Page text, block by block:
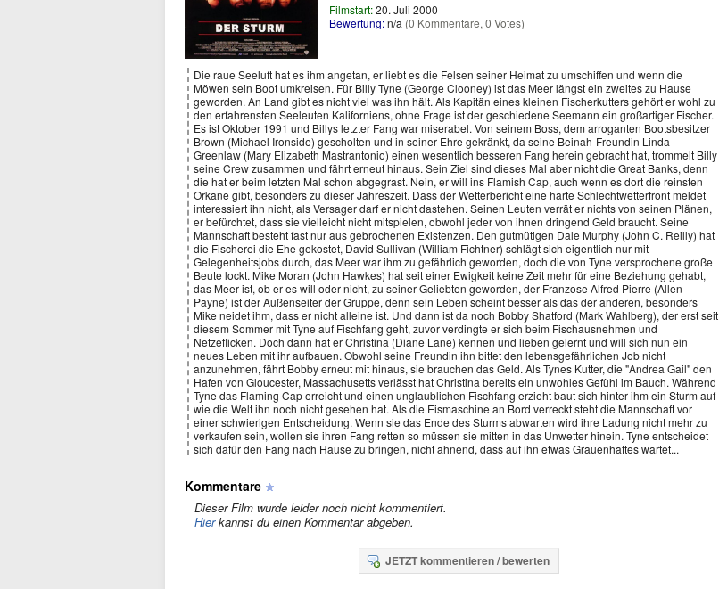
Filmstart:20. Juli 2000
Bewertung:n/a (0 Kommentare, 0 Votes)
Die raue Seeluft hat es ihm angetan, er liebt es die Felsen seiner Heimat zu umschiffen und wenn die
Möwen sein Boot umkreisen. Für Billy Tyne (George Clooney) ist das Meer längst ein zweites zu Hause
geworden. An Land gibt es nicht viel was ihn hält. Als Kapitän eines kleinen Fischerkutters gehört er wohl zu
den erfahrensten Seeleuten Kaliforniens, ohne Frage ist der geschiedene Seemann ein großartiger Fischer.
Es ist Oktober 1991 und Billys letzter Fang war miserabel. Von seinem Boss, dem arroganten Bootsbesitzer
Brown (Michael Ironside) gescholten und in seiner Ehre gekränkt, da seine Beinah-Freundin Linda
Greenlaw (Mary Elizabeth Mastrantonio) einen wesentlich besseren Fang herein gebracht hat, trommelt Billy
seine Crew zusammen und fährt erneut hinaus. Sein Ziel sind dieses Mal aber nicht die Great Banks, denn
die hat er beim letzten Mal schon abgegrast. Nein, er will ins Flamish Cap, auch wenn es dort die reinsten
Orkane gibt, besonders zu dieser Jahreszeit. Dass der Wetterbericht eine harte Schlechtwetterfront meldet
interessiert ihn nicht, als Versager darf er nicht dastehen. Seinen Leuten verrät er nichts von seinen Plänen,
er befürchtet, dass sie vielleicht nicht mitspielen, obwohl jeder von ihnen dringend Geld braucht. Seine
Mannschaft besteht fast nur aus gebrochenen Existenzen. Den gutmütigen Dale Murphy (John C. Reilly) hat
die Fischerei die Ehe gekostet, David Sullivan (William Fichtner) schlägt sich eigentlich nur mit
Gelegenheitsjobs durch, das Meer war ihm zu gefährlich geworden, doch die von Tyne versprochene große
Beute lockt. Mike Moran (John Hawkes) hat seit einer Ewigkeit keine Zeit mehr für eine Beziehung gehabt,
das Meer ist, ob er es will oder nicht, zu seiner Geliebten geworden, der Franzose Alfred Pierre (Allen
Payne) ist der Außenseiter der Gruppe, denn sein Leben scheint besser als das der anderen, besonders
Mike neidet ihm, dass er nicht alleine ist. Und dann ist da noch Bobby Shatford (Mark Wahlberg), der erst seit
diesem Sommer mit Tyne auf Fischfang geht, zuvor verdingte er sich beim Fischausnehmen und
Netzeflicken. Doch dann hat er Christina (Diane Lane) kennen und lieben gelernt und will sich nun ein
neues Leben mit ihr aufbauen. Obwohl seine Freundin ihn bittet den lebensgefährlichen Job nicht
anzunehmen, fährt Bobby erneut mit hinaus, sie brauchen das Geld. Als Tynes Kutter, die "Andrea Gail" den
Hafen von Gloucester, Massachusetts verlässt hat Christina bereits ein unwohles Gefühl im Bauch. Während
Tyne das Flaming Cap erreicht und einen unglaublichen Fischfang erzieht baut sich hinter ihm ein Sturm auf
wie die Welt ihn noch nicht gesehen hat. Als die Eismaschine an Bord verreckt steht die Mannschaft vor
einer schwierigen Entscheidung. Wenn sie das Ende des Sturms abwarten wird ihre Ladung nicht mehr zu
verkaufen sein, wollen sie ihren Fang retten so müssen sie mitten in das Unwetter hinein. Tyne entscheidet
sich dafür den Fang nach Hause zu bringen, nicht ahnend, dass auf ihn etwas Grauenhaftes wartet...
Kommentare
Dieser Film wurde leider noch nicht kommentiert.
Hierkannst du einen Kommentar abgeben.
JETZT kommentieren / bewerten